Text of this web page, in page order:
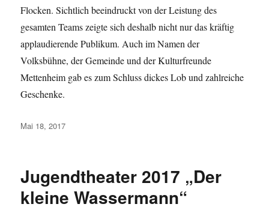
Flocken. Sichtlich beeindruckt von der Leistung des
gesamten Teams zeigte sich deshalb nicht nur das kräftig
applaudierende Publikum. Auch im Namen der
Volksbühne, der Gemeinde und der Kulturfreunde
Mettenheim gab es zum Schluss dickes Lob und zahlreiche
Geschenke.
Veröffentlicht
Mai 18, 2017
Jugendtheater 2017 „Der
kleine Wassermann“